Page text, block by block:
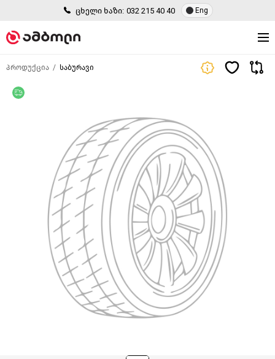
ცხელი ხაზი: 032 215 40 40 Eng
პროდუქცია საბურავი